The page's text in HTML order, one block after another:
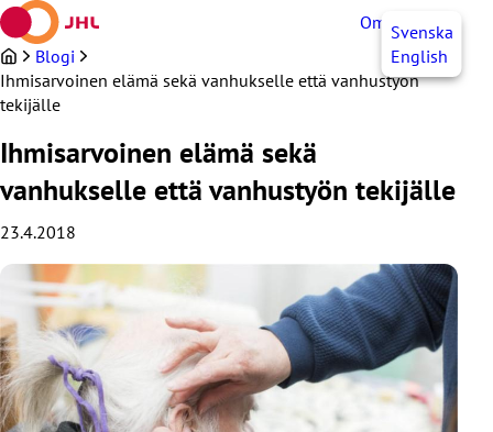
Siirry
sisältöön
OmaJHLSvenska
English
Blogi
Ihmisarvoinen elämä sekä vanhukselle että vanhustyön
tekijälle
Ihmisarvoinen elämä sekä
vanhukselle että vanhustyön tekijälle
23.4.2018